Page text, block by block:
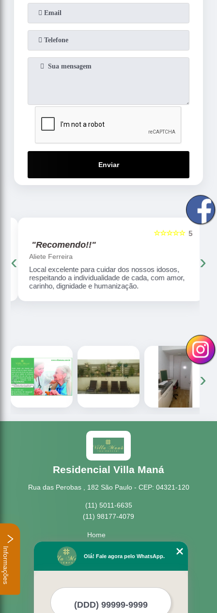
Enviar
5
☆☆☆☆☆
"Recomendo!!"
Aliete Ferreira
Local excelente para cuidar dos nossos idosos,
respeitando a individualidade de cada, com amor,
carinho, dignidade e humanização.
‹ ›
‹ ›
Residencial Villa Maná
Rua das Perobas , 182 São Paulo - CEP: 04321-120
(11) 5011-6635
(11) 98177-4079
Home
Missão
Mapa do site
Mais Serviços
Olá! Fale agora pelo WhatsApp.
Informações